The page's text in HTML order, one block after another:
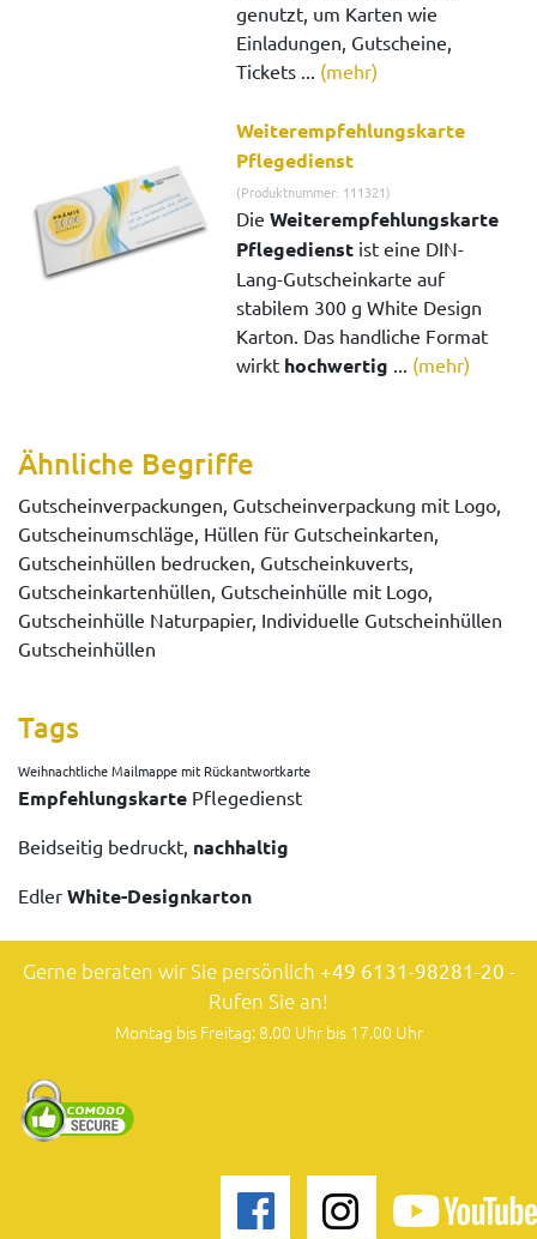
genutzt, um Karten wie
Einladungen, Gutscheine,
Tickets ... (mehr)
Weiterempfehlungskarte
Pflegedienst
(Produktnummer: 111321)
DieWeiterempfehlungskarte
Pflegedienst ist eine DIN-
Lang-Gutscheinkarte auf
stabilem 300 g White Design
Karton. Das handliche Format
wirkt hochwertig ... (mehr)
Ähnliche Begriffe
Gutscheinverpackungen, Gutscheinverpackung mit Logo,
Gutscheinumschläge, Hüllen für Gutscheinkarten,
Gutscheinhüllen bedrucken, Gutscheinkuverts,
Gutscheinkartenhüllen, Gutscheinhülle mit Logo,
Gutscheinhülle Naturpapier, Individuelle Gutscheinhüllen
Gutscheinhüllen
Tags
Weihnachtliche Mailmappe mit Rückantwortkarte
Empfehlungskarte Pflegedienst
Beidseitig bedruckt, nachhaltig
Edler White-Designkarton
Gerne beraten wir Sie persönlich +49 6131-98281-20 -
Rufen Sie an!
Montag bis Freitag: 8.00 Uhr bis 17.00 Uhr